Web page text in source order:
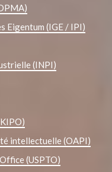
Eigentum (IGE / IPI)
(INPI)
intellectuelle (OAPI)
(USPTO)